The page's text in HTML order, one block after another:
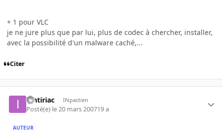
+ 1 pour VLC
je ne jure plus que par lui, plus de codec à chercher, installer,
avec la possibilité d'un malware caché,...
Citer
iontiriac INpactien
Posté(e) le 20 mars 200719 a
AUTEUR